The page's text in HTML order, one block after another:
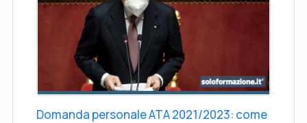
Domanda personale ATA 2021/2023: come